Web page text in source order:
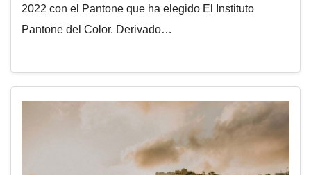
2022 con el Pantone que ha elegido El Instituto
Pantone del Color. Derivado…